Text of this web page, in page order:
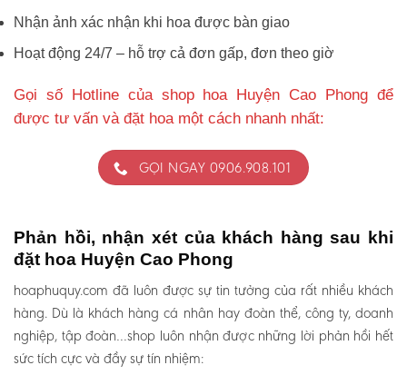
Nhận ảnh xác nhận khi hoa được bàn giao
Hoạt động 24/7 – hỗ trợ cả đơn gấp, đơn theo giờ
Gọi số Hotline của shop hoa Huyện Cao Phong để
được tư vấn và đặt hoa một cách nhanh nhất:
GỌI NGAY 0906.908.101
Phản hồi, nhận xét của khách hàng sau khi
đặt hoa Huyện Cao Phong
hoaphuquy.com đã luôn được sự tin tưởng của rất nhiều khách
hàng. Dù là khách hàng cá nhân hay đoàn thể, công ty, doanh
nghiệp, tập đoàn…shop luôn nhận được những lời phản hồi hết
sức tích cực và đầy sự tín nhiệm: